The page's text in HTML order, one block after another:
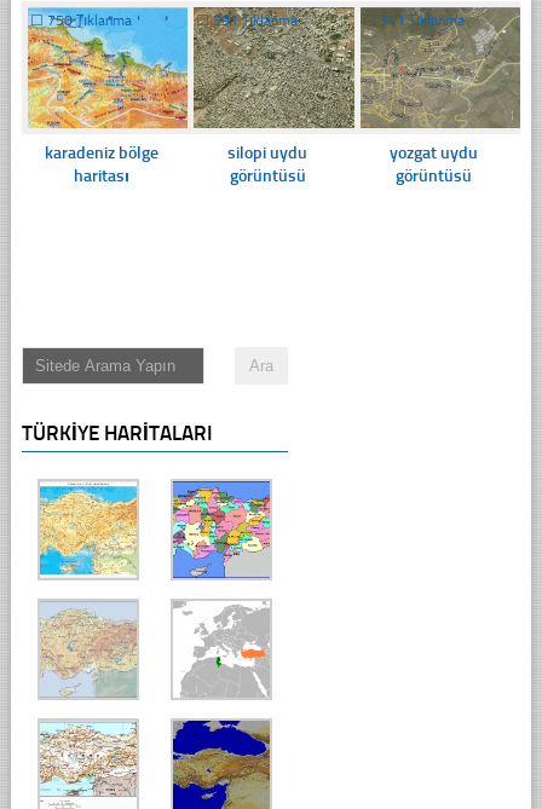
☐750 Tıklanma
karadeniz bölge
haritası
☐391 Tıklanma
silopi uydu
görüntüsü
☐ 341 Tıklanma
yozgat uydu
görüntüsü
TÜRKIYE HARITALARI